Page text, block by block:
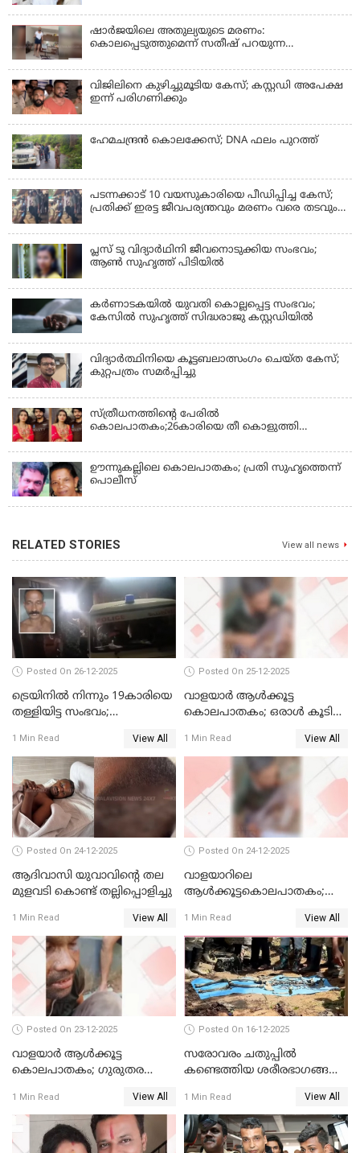
ഷാർജയിലെ അതുല്യയുടെ മരണം:
കൊലപ്പെടുത്തുമെന്ന് സതീഷ് പറയുന്ന
വിജിലിനെ കുഴിച്ചുമൂടിയ കേസ്; കസ്റ്റഡി അപേക്ഷ
ഇന്ന് പരിഗണിക്കും
ഹേമചന്ദ്രൻ കൊലക്കേസ്; DNA ഫലം പുറത്ത്
പടന്നക്കാട് 10 വയസുകാരിയെ പീഡിപ്പിച്ച കേസ്;
പ്രതിക്ക് ഇരട്ട ജീവപര്യന്തവും മരണം വരെ തടവും
പ്ലസ് ടു വിദ്യാര്‍ഥിനി ജീവനൊടുക്കിയ സംഭവം;
ആണ്‍ സുഹൃത്ത് പിടിയില്‍
കര്‍ണാടകയില്‍ യുവതി കൊല്ലപ്പെട്ട സംഭവം;
കേസില്‍ സുഹൃത്ത് സിദ്ധരാജു കസ്റ്റഡിയില്‍
വിദ്യാർത്ഥിനിയെ കൂട്ടബലാത്സംഗം ചെയ്ത കേസ്;
കുറ്റപത്രം സമര്‍പ്പിച്ചു
സ്ത്രീധനത്തിന്റെ പേരില്‍
കൊലപാതകം;26കാരിയെ തീ കൊളുത്തി
ഊന്നുകല്ലിലെ കൊലപാതകം; പ്രതി സുഹൃത്തെന്ന്
പൊലീസ്
RELATED STORIES View all news
Posted On 26-12-2025
ട്രെയിനില്‍ നിന്നും 19കാരിയെ
തള്ളിയിട്ട സംഭവം;
ആശുപത്രിയിലേക്ക് മാറ്റി
1 Min Read View All
Posted On 25-12-2025
വാളയാര്‍ ആള്‍ക്കൂട്ട
കൊലപാതകം; ഒരാള്‍ കൂടി
1 Min Read View All
Posted On 24-12-2025
ആദിവാസി യുവാവിന്റെ തല
മുളവടി കൊണ്ട് തല്ലിപ്പൊളിച്ചു
1 Min Read View All
Posted On 24-12-2025
വാളയാറിലെ
ആൾക്കൂട്ടകൊലപാതകം;
വാങ്ങും
1 Min Read View All
Posted On 23-12-2025
വാളയാർ ആൾക്കൂട്ട
കൊലപാതകം; ഗുരുതര
1 Min Read View All
Posted On 16-12-2025
സരോവരം ചതുപ്പിൽ
കണ്ടെത്തിയ ശരീരഭാഗങ്ങൾ
ഡി.എൻ.എ പരിശോധനയിൽ
സ്ഥിരീകരണം
1 Min Read View All